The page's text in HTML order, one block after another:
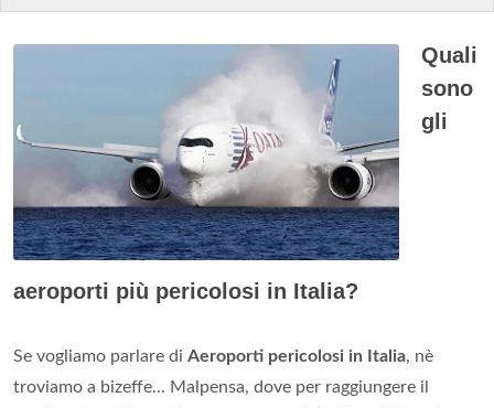
Quali
sono
gli
aeroporti più pericolosi in Italia?
Se vogliamo parlare di Aeroporti pericolosi in Italia, nè
troviamo a bizeffe... Malpensa, dove per raggiungere il